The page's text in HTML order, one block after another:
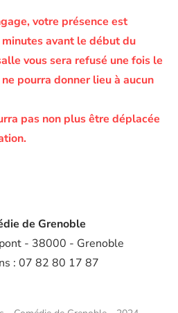
votre présence est
avant le début du
vous sera refusé une fois le
pourra donner lieu à aucun
pas non plus être déplacée
de Grenoble
- 38000 - Grenoble
: 07 82 80 17 87